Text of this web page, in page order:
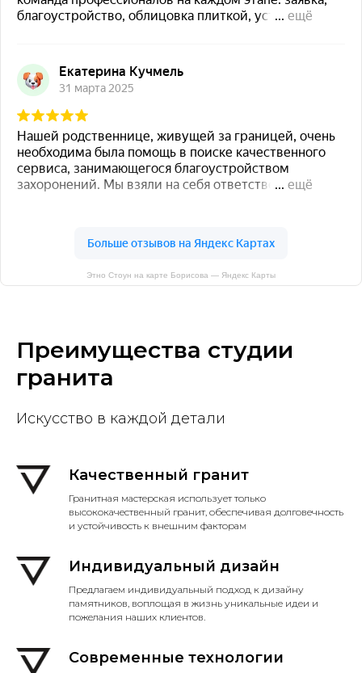
Этно Стоун на карте Борисова — Яндекс Карты
Преимущества студии
гранита
Искусство в каждой детали
Качественный гранит
Гранитная мастерская использует только
высококачественный гранит, обеспечивая долговечность
и устойчивость к внешним факторам
Индивидуальный дизайн
Предлагаем индивидуальный подход к дизайну
памятников, воплощая в жизнь уникальные идеи и
пожелания наших клиентов.
Современные технологии